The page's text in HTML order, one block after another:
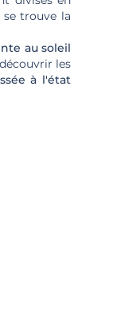
trouve la
au soleil
les
à l'état